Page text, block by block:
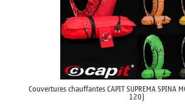
Couvertures chauffantes CAPIT SUPREMA SPINA
120)